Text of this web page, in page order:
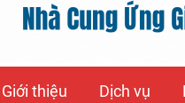
Giới thiệu Dịch vụ